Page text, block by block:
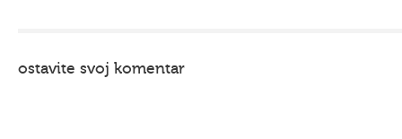
ostavite svoj komentar